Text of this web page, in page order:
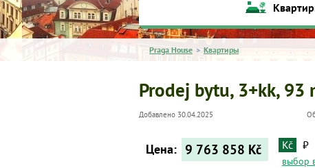
Praga House > Квартиры
Prodej bytu, 3+kk, 93
Добавлено 30.04.2025
Цена: 9 763 858 Kč Kč ₽
выбор